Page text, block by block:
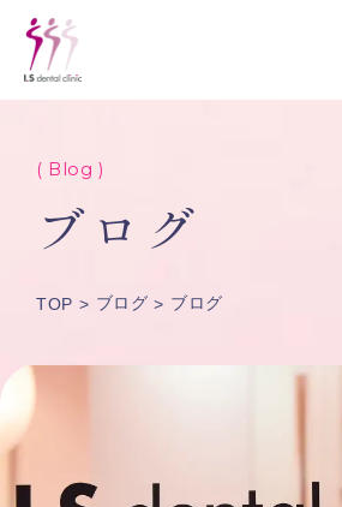
( Blog )
ブログ
TOP ブログ ブログ